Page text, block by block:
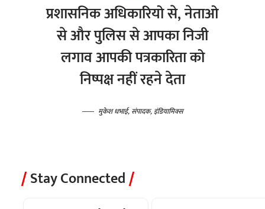
प्रशासनिक अधिकारियो से, नेताओ
से और पुलिस से आपका निजी
लगाव आपकी पत्रकारिता को
निष्पक्ष नहीं रहने देता
मुकेश धभाई, संपादक, इंडियामिक्स
Stay Connected